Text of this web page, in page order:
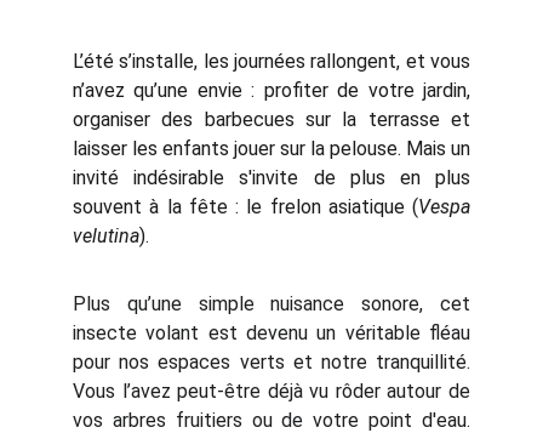
L’été s’installe, les journées rallongent, et vous
n’avez qu’une envie : profiter de votre jardin,
organiser des barbecues sur la terrasse et
laisser les enfants jouer sur la pelouse. Mais un
invité indésirable s'invite de plus en plus
souvent à la fête : le frelon asiatique (Vespa
velutina).
Plus qu’une simple nuisance sonore, cet
insecte volant est devenu un véritable fléau
pour nos espaces verts et notre tranquillité.
Vous l’avez peut-être déjà vu rôder autour de
vos arbres fruitiers ou de votre point d'eau.